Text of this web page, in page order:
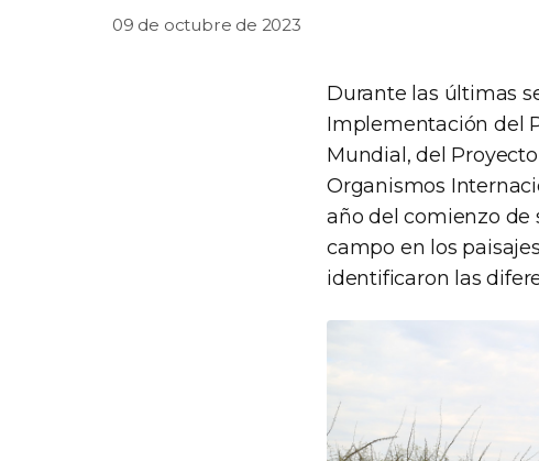
09 de octubre de 2023
Durante las últimas
Implementación del
Mundial, del
Organismos
año del comienzo de
campo en los
identificaron las